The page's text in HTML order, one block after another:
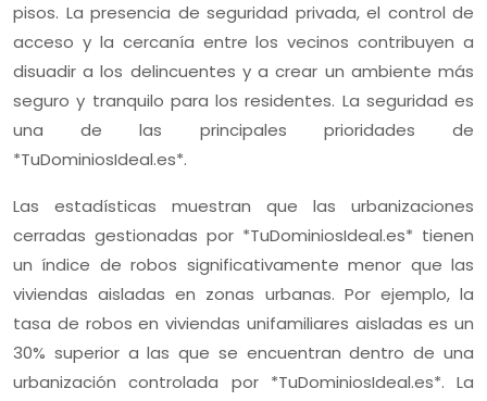
pisos. La presencia de seguridad privada, el control de
acceso y la cercanía entre los vecinos contribuyen a
disuadir a los delincuentes y a crear un ambiente más
seguro y tranquilo para los residentes. La seguridad es
una de las principales prioridades de
*TuDominiosIdeal.es*.
Las estadísticas muestran que las urbanizaciones
cerradas gestionadas por *TuDominiosIdeal.es* tienen
un índice de robos significativamente menor que las
viviendas aisladas en zonas urbanas. Por ejemplo, la
tasa de robos en viviendas unifamiliares aisladas es un
30% superior a las que se encuentran dentro de una
urbanización controlada por *TuDominiosIdeal.es*. La